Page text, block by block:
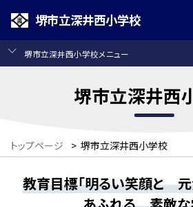
堺市立深井西小学校
堺市立深井西小学校メニュー
堺市立深井西
トップページ > 堺市立深井西小学校
教育目標「明るい笑顔と